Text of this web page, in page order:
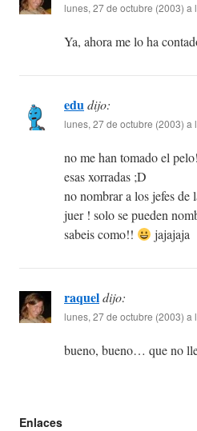
lunes, 27 de octubre (2003) a
Ya, ahora me lo ha
edudijo:
lunes, 27 de octubre (2003) a
no me han tomado el
esas xorradas ;D
no nombrar a los jefes de
juer ! solo se pueden
sabeis como!!
jajajaja
raqueldijo:
lunes, 27 de octubre (2003) a
bueno, bueno… que no
Enlaces